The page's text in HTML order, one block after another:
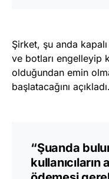
Şirket, şu anda
ve botları engelleyip
olduğundan emin
başlatacağını açıkladı.
“Şuanda